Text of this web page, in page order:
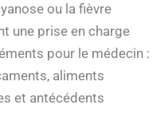
ou la fièvre
une prise en charge
pour le médecin :
aliments
et antécédents